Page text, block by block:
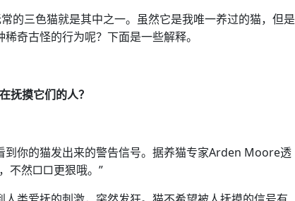
的三色猫就是其中之一。虽然它是我唯一养过的猫，但是
奇古怪的行为呢？下面是一些解释。
摸它们的人？
到你的猫发出来的警告信号。据养猫专家Arden Moore透
不然□□更狠哦。”